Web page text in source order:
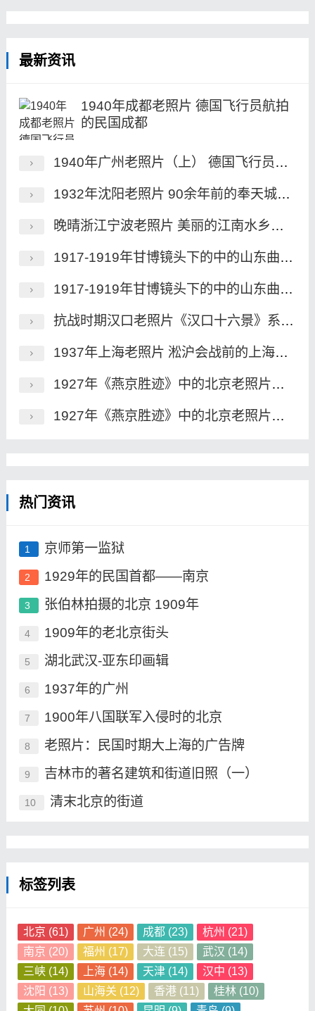
最新资讯
1940年成都老照片 德国飞行员航拍
的民国成都
1940年广州老照片（上） 德国飞行员航拍的民国广州
1932年沈阳老照片 90余年前的奉天城历史风貌
晚晴浙江宁波老照片 美丽的江南水乡魅影
1917-1919年甘博镜头下的中的山东曲阜老照片（下）
1917-1919年甘博镜头下的中的山东曲阜老照片（上）
抗战时期汉口老照片《汉口十六景》系列明信片
1937年上海老照片 淞沪会战前的上海风貌
1927年《燕京胜迹》中的北京老照片（一）
1927年《燕京胜迹》中的北京老照片（二）
热门资讯
1 京师第一监狱
2 1929年的民国首都——南京
3 张伯林拍摄的北京 1909年
4 1909年的老北京街头
5 湖北武汉-亚东印画辑
6 1937年的广州
7 1900年八国联军入侵时的北京
8 老照片：民国时期大上海的广告牌
9 吉林市的著名建筑和街道旧照（一）
10 清末北京的街道
标签列表
北京 (61) 广州 (24) 成都(23) 杭州 (21)
南京 (20) 福州 (17) 大连 (15) 武汉 (14)
三峡(14) 上海(14) 天津(14) 汉中 (13)
沈阳 (13) 山海关 (12) 香港(11) 桂林(10)